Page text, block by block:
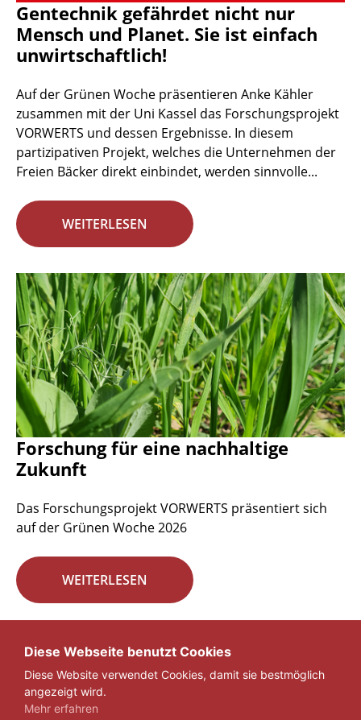
Gentechnik gefährdet nicht nur
Mensch und Planet. Sie ist einfach
unwirtschaftlich!
Auf der Grünen Woche präsentieren Anke Kähler
zusammen mit der Uni Kassel das Forschungsprojekt
VORWERTS und dessen Ergebnisse. In diesem
partizipativen Projekt, welches die Unternehmen der
Freien Bäcker direkt einbindet, werden sinnvolle...
WEITERLESEN
Forschung für eine nachhaltige
Zukunft
Das Forschungsprojekt VORWERTS präsentiert sich
auf der Grünen Woche 2026
WEITERLESEN
1 2 3 ... 29 »
Diese Webseite benutzt Cookies
Diese Website verwendet Cookies, damit sie bestmöglich
angezeigt wird.
Mehr erfahren